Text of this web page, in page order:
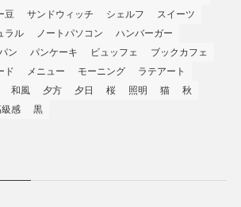
豆 サンドウィッチ シェルフ
スイーツ
ラル ノートパソコン
ハンバーガー
パン パンケーキ ビュッフェ
ブックカフェ
ド メニュー モーニング
ラテアート
和風 夕方 夕日 桜 照明 猫
秋
感 黒